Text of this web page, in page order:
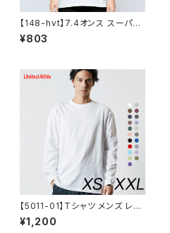
【148-hvt】7.4オンス スーパー
ヘビーTシャツ
¥803
【5011-01】Tシャツ メンズ レデ
ィース 無地 5.6oz ロングスリ
ーブTシャツ シンプル
¥1,200